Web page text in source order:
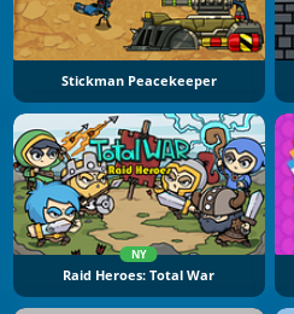
Stickman Peacekeeper
NY
Raid Heroes: Total War